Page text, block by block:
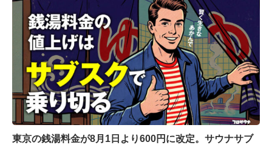
東京の銭湯料金が8月1日より600円に改定。サウナサブ